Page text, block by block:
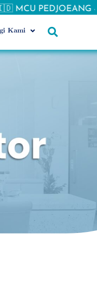
PEDJOEANG 💪🏻
Kami